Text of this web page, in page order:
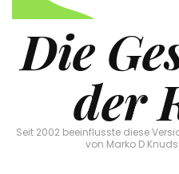
Die
der
Seit 2002 beeinflusste diese
von Marko D